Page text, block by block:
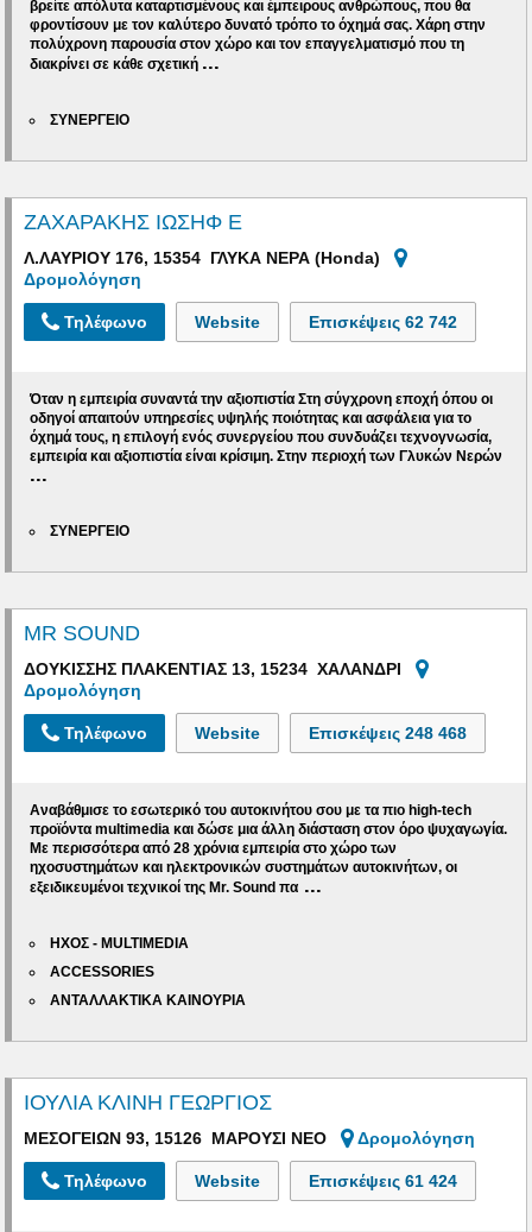
βρείτε απόλυτα καταρτισμένους και έμπειρους ανθρώπους, που θα
φροντίσουν με τον καλύτερο δυνατό τρόπο το όχημά σας. Χάρη στην
πολύχρονη παρουσία στον χώρο και τον επαγγελματισμό που τη
διακρίνει σε κάθε σχετική ...
ΣΥΝΕΡΓΕΙΟ
ΖΑΧΑΡΑΚΗΣ ΙΩΣΗΦ Ε
Λ.ΛΑΥΡΙΟΥ 176, 15354 ΓΛΥΚΑ ΝΕΡΑ (Honda)
Δρομολόγηση
Τηλέφωνο Website Επισκέψεις62 742
Όταν η εμπειρία συναντά την αξιοπιστία Στη σύγχρονη εποχή όπου οι
οδηγοί απαιτούν υπηρεσίες υψηλής ποιότητας και ασφάλεια για το
όχημά τους, η επιλογή ενός συνεργείου που συνδυάζει τεχνογνωσία,
εμπειρία και αξιοπιστία είναι κρίσιμη. Στην περιοχή τωνΓλυκών Νερών
...
ΣΥΝΕΡΓΕΙΟ
MR SOUND
ΔΟΥΚΙΣΣΗΣ ΠΛΑΚΕΝΤΙΑΣ 13, 15234 ΧΑΛΑΝΔΡΙ
Δρομολόγηση
Τηλέφωνο Website Επισκέψεις248 468
Αναβάθμισε το εσωτερικό του αυτοκινήτου σου με τα πιο high-tech
προϊόντα multimedia και δώσε μια άλλη διάσταση στον όρο ψυχαγωγία.
Με περισσότερα από28 χρόνια εμπειρία στο χώρο των
ηχοσυστημάτων και ηλεκτρονικών συστημάτων αυτοκινήτων, οι
εξειδικευμένοι τεχνικοί της Mr. Sound πα ...
ΗΧΟΣ - MULTIMEDIA
ACCESSORIES
ΑΝΤΑΛΛΑΚΤΙΚΑ ΚΑΙΝΟΥΡΙΑ
ΙΟΥΛΙΑ ΚΛΙΝΗ ΓΕΩΡΓΙΟΣ
ΜΕΣΟΓΕΙΩΝ 93, 15126 ΜΑΡΟΥΣΙ ΝΕΟ Δρομολόγηση
Τηλέφωνο Website Επισκέψεις61 424